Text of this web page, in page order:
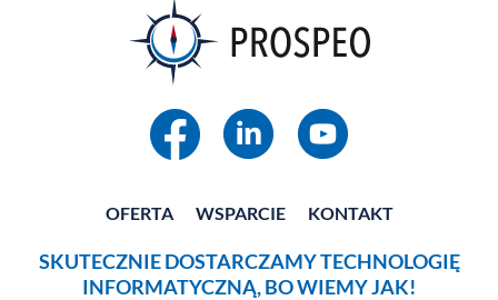
OFERTA WSPARCIE KONTAKT
SKUTECZNIE DOSTARCZAMY TECHNOLOGIĘ
INFORMATYCZNĄ, BO WIEMY JAK!